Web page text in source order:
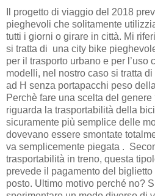
Il progetto di viaggio del 2018
pieghevoli che solitamente
tutti i giorni o girare in città. Mi
si tratta di una city bike
per il trasporto urbano e per
modelli, nel nostro caso si tratta
ad H senza portapacchi peso
Perchè fare una scelta del
riguarda la trasportabilità della
sicuramente più semplice delle
dovevano essere smontate
va semplicemente piegata .
trasportabilità in treno, questa
prevede il pagamento del biglietto
posto. Ultimo motivo perché no?